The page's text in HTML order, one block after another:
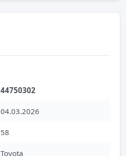
44750302
04.03.2026
58
Toyota